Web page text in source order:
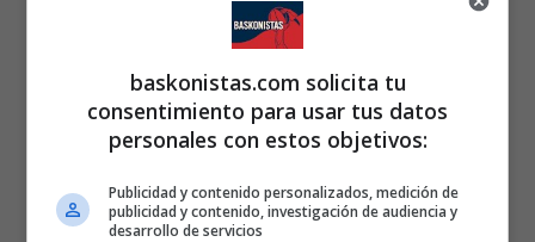
baskonistas.com solicita tu
consentimiento para usar tus datos
personales con estos objetivos:
Publicidad y contenido personalizados, medición de
publicidad y contenido, investigación de audiencia y
desarrollo de servicios